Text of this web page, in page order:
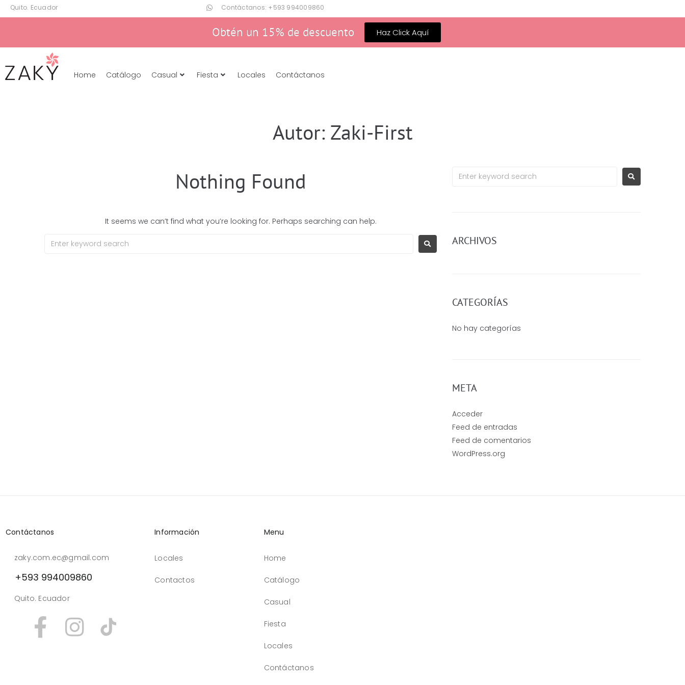
Quito. Ecuador Contáctanos: +593 994009860
Obtén un 15% de descuento Haz Click Aquí
Home Catálogo Casual Fiesta Locales Contáctanos
Autor: Zaki-First
Nothing Found
It seems we can’t find what you’re looking for. Perhaps searching can help.
ARCHIVOS
CATEGORÍAS
No hay categorías
META
Acceder
Feed de entradas
Feed de comentarios
WordPress.org
Contáctanos
zaky.com.ec@gmail.com
+593 994009860
Quito. Ecuador
Información
Locales
Contactos
Menu
Home
Catálogo
Casual
Fiesta
Locales
Contáctanos